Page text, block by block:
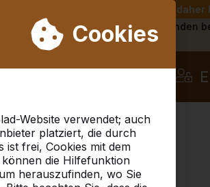
33 nicht. Bitte berücksichtigen Sie
Cookies
Website verwendet; auch
platziert, die durch
ist frei, Cookies mit dem
die Hilfefunktion
herauszufinden, wo Sie
verkauft
Kunden